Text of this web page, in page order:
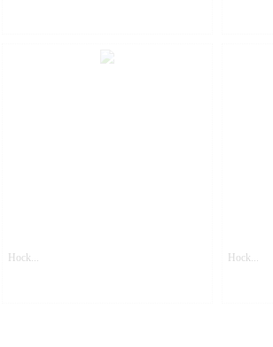
Hock... Hock...